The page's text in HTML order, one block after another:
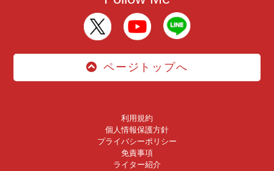
ページトップへ
利用規約
個人情報保護方針
プライバシーポリシー
免責事項
ライター紹介